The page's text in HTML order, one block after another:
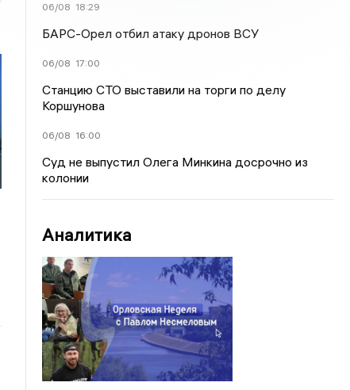
06/08 18:29
БАРС-Орел отбил атаку дронов ВСУ
06/08 17:00
Станцию СТО выставили на торги по делу
Коршунова
06/08 16:00
Суд не выпустил Олега Минкина досрочно из
колонии
Аналитика